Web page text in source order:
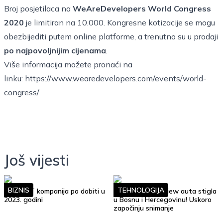
Broj posjetilaca na WeAreDevelopers World Congress
2020 je limitiran na 10.000. Kongresne kotizacije se mogu
obezbijediti putem online platforme, a trenutno su u prodaji
po najpovoljnijim cijenama.
Više informacija možete pronaći na
linku: https://www.wearedevelopers.com/events/world-
congress/
Još vijesti
Top 10 IT kompanija po dobiti u
2023. godini
BIZNIS
Google Street View auta stigla
u Bosnu i Hercegovinu! Uskoro
započinju snimanje
TEHNOLOGIJA